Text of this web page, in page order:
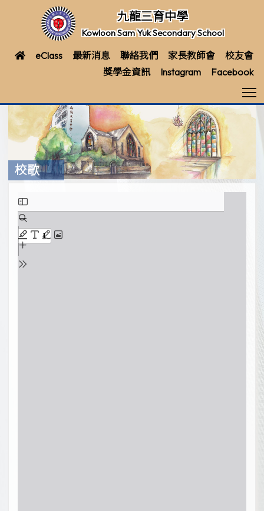
九龍三育中學
Kowloon Sam Yuk Secondary School
eClass 最新消息 聯絡我們 家長教師會
校友會
獎學金資訊
Instagram Facebook
校歌